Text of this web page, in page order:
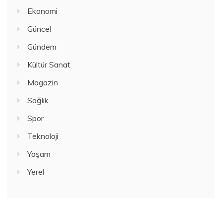
Ekonomi
Güncel
Gündem
Kültür Sanat
Magazin
Sağlık
Spor
Teknoloji
Yaşam
Yerel